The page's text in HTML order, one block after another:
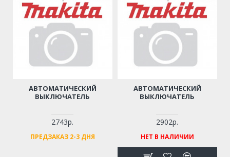
АВТОМАТИЧЕСКИЙ
ВЫКЛЮЧАТЕЛЬ
2743р.
ПРЕДЗАКАЗ 2-3 ДНЯ
АВТОМАТИЧЕСКИЙ
ВЫКЛЮЧАТЕЛЬ
2902р.
НЕТ В НАЛИЧИИ